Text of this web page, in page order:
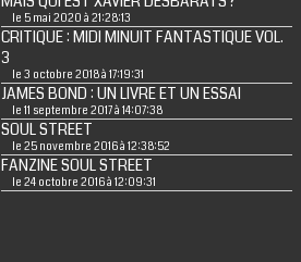
le 5 mai 2020 à 21:28:13
CRITIQUE : MIDI MINUIT FANTASTIQUE VOL.
3
le 3 octobre 2018 à 17:19:31
JAMES BOND : UN LIVRE ET UN ESSAI
le 11 septembre 2017 à 14:07:38
SOUL STREET
le 25 novembre 2016 à 12:38:52
FANZINE SOUL STREET
le 24 octobre 2016 à 12:09:31